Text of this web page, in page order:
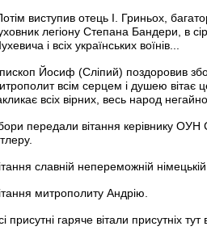
виступив отець І. Гриньох,
легіону Степана Бандери, в
і всіх українських воїнів...
Йосиф (Сліпий) поздоровив
всім серцем і душею вітає
всіх вірних, весь народ
передали вітання керівнику
славній непереможній німецькій
митрополиту Андрію.
присутні гаряче вітали присутніх